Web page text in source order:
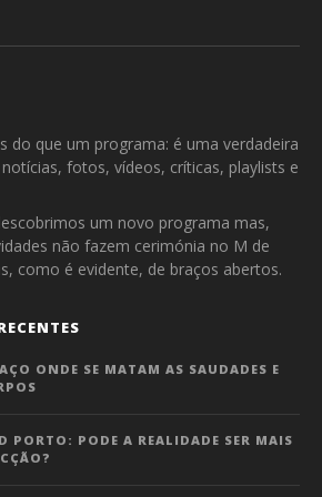
do que um programa: é uma verdadeira
fotos, vídeos, críticas, playlists e
um novo programa mas,
não fazem cerimónia no M de
como é evidente, de braços abertos.
ONDE SE MATAM AS SAUDADES E
PORTO: PODE A REALIDADE SER MAIS